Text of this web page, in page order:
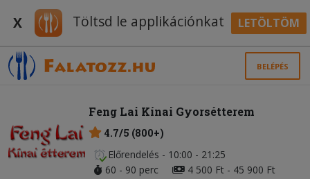
X Töltsd le applikációnkat LETÖLTÖM
BELÉPÉS
Feng Lai Kínai Gyorsétterem
4.7/5 (800+)
Előrendelés - 10:00 - 21:25
60 - 90 perc
4 500 Ft - 45 900 Ft